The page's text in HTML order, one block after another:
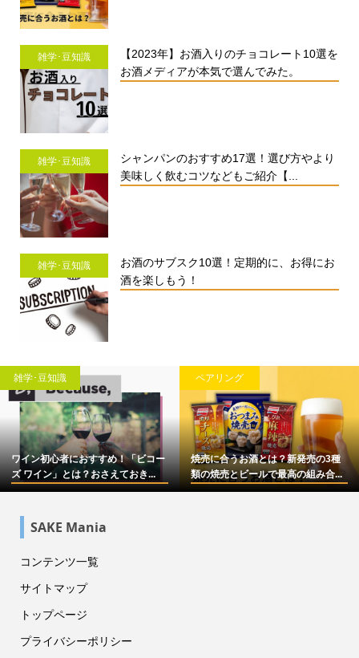
雑学･豆知識
【2023年】お酒入りのチョコレート10選を
お酒メディアが本気で選んでみた。
雑学･豆知識
シャンパンのおすすめ17選！選び方やより
美味しく飲むコツなどもご紹介【...
雑学･豆知識
お酒のサブスク10選！定期的に、お得にお
酒を楽しもう！
雑学･豆知識
ワイン初心者におすすめ！「ビコー
ズ ワイン」とは？おさえておき...
ペアリング
焼売に合うお酒とは？新発売の3種
類の焼売とビールで最高の組み合...
SAKE Mania
コンテンツ一覧
サイトマップ
トップページ
プライバシーポリシー